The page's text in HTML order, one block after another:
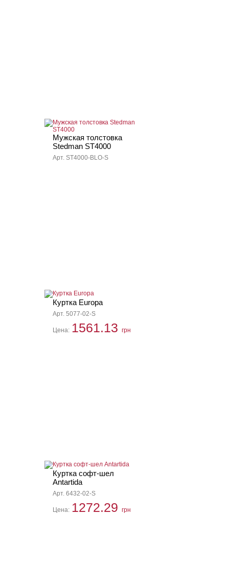
Мужская толстовка
Stedman ST4000
Арт. ST4000-BLO-S
Куртка Europa
Арт. 5077-02-S
Цена: 1561.13 грн
Куртка софт-шел
Antartida
Арт. 6432-02-S
Цена: 1272.29 грн